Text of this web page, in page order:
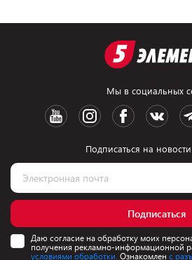
Мы в социальных
Подписаться на
Подписаться
Даю согласие на обработку моих
получения рекламно-информационной
условиями обработки. Ознакомлен с